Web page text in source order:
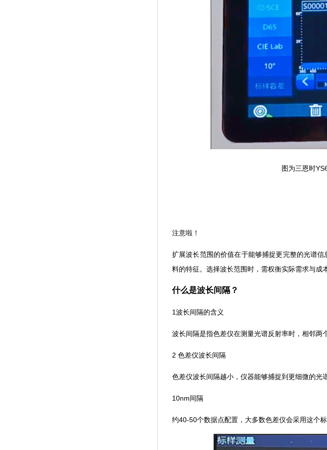
图为三恩时
注意啦！
扩展波长范围的价值在于能够捕捉更完整的光谱
料的特征。选择波长范围时，需权衡实际需求与成
什么是波长间隔？
1波长间隔的含义
波长间隔是指色差仪在测量光谱反射率时，相邻两
2 色差仪波长间隔
色差仪波长间隔越小，仪器能够捕捉到更细微的光
10nm间隔
约40-50个数据点配置，大多数色差仪会采用这个